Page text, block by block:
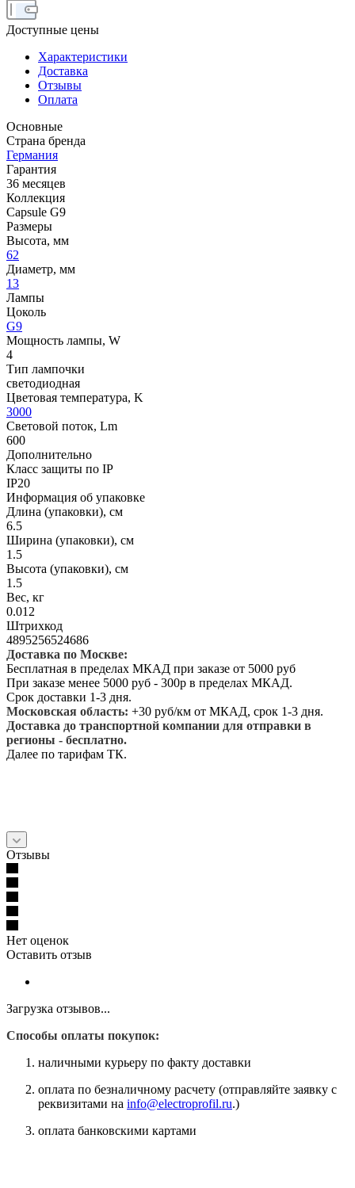
Доступные цены
Характеристики
Доставка
Отзывы
Оплата
Основные
Страна бренда
Германия
Гарантия
36 месяцев
Коллекция
Capsule G9
Размеры
Высота, мм
62
Диаметр, мм
13
Лампы
Цоколь
G9
Мощность лампы, W
4
Тип лампочки
светодиодная
Цветовая температура, K
3000
Световой поток, Lm
600
Дополнительно
Класс защиты по IP
IP20
Информация об упаковке
Длина (упаковки), см
6.5
Ширина (упаковки), см
1.5
Высота (упаковки), см
1.5
Вес, кг
0.012
Штрихкод
4895256524686
Доставка по Москве:
Бесплатная в пределах МКАД при заказе от 5000 руб
При заказе менее 5000 руб - 300р в пределах МКАД.
Срок доставки 1-3 дня.
Московская область: +30 руб/км от МКАД, срок 1-3 дня.
Доставка до транспортной компании для отправки в
регионы - бесплатно.
Далее по тарифам ТК.
Отзывы
Нет оценок
Оставить отзыв
Загрузка отзывов...
Способы оплаты покупок:
наличными курьеру по факту доставки
оплата по безналичному расчету (отправляйте заявку с
реквизитами на info@electroprofil.ru.)
оплата банковскими картами